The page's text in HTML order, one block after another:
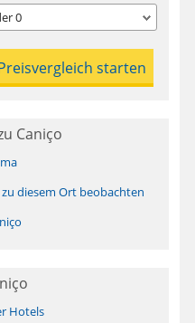
0
Caniço
diesem Ort beobachten
Hotels